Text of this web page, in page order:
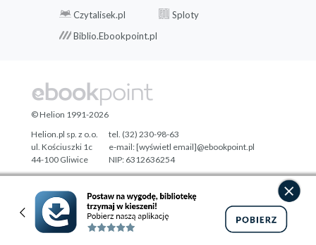
Czytalisek.pl
Sploty
Biblio.Ebookpoint.pl
Designed with ♥ byTonik.pl
© Helion 1991-2026
Helion.pl sp. z o.o.
ul. Kościuszki 1c
44-100 Gliwice
tel. (32) 230-98-63
e-mail:[wyświetl email]@ebookpoint.pl
NIP: 6312636254
Regon: 241989027
Pełna wersja strony »